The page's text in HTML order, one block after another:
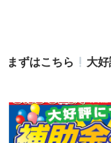
まずはこちら 大